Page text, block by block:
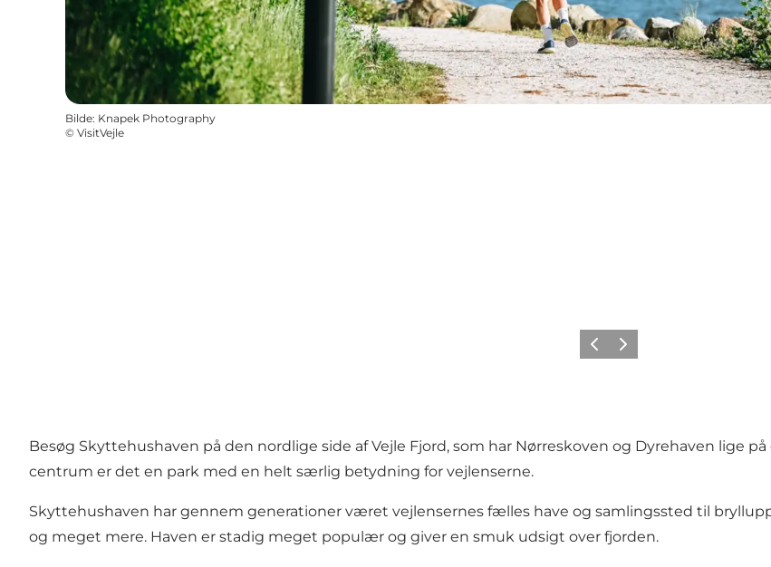
Bilde: Knapek Photography
© VisitVejle
ForrigeNeste
Besøg Skyttehushaven på den nordlige side af Vejle Fjord, som har Nørreskoven og Dyrehaven lige
centrum er det en park med en helt særlig betydning for vejlenserne.
Skyttehushaven har gennem generationer været vejlensernes fælles have og samlingssted til
og meget mere. Haven er stadig meget populær og giver en smuk udsigt over fjorden.